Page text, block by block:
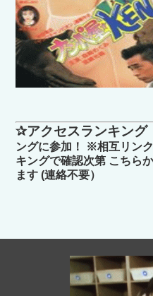
✰アクセスランキン
ングに参加！ ※相互リン
キングで確認次第 こちら
ます (連絡不要）